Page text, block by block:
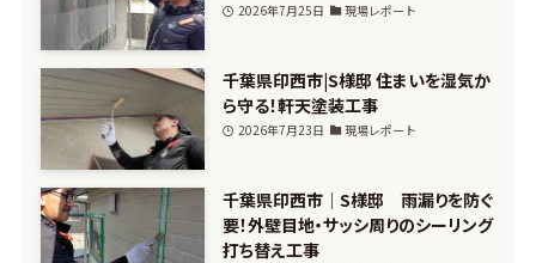
2026年7月25日 現場レポート
千葉県印西市|S様邸 住まいを湿気か
ら守る！軒天塗装工事
2026年7月23日 現場レポート
千葉県印西市｜S様邸 雨漏りを防ぐ
要！外壁目地・サッシ周りのシーリング
打ち替え工事